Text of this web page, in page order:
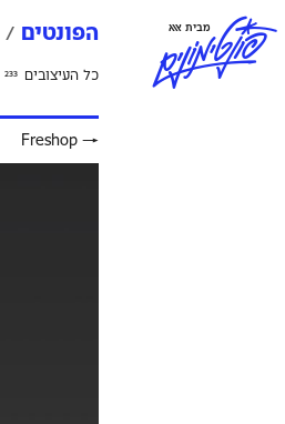
פונטימוניםמבית אאא הפונטים
כל העיצובים 233
→